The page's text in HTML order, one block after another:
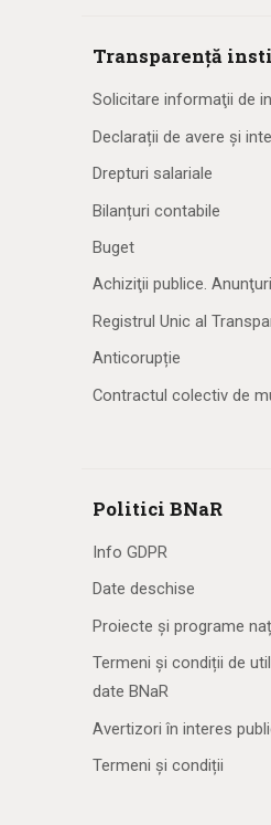
Transparență
Solicitare informaţii de
Declarații de avere și
Drepturi salariale
Bilanțuri contabile
Buget
Achiziţii publice.
Registrul Unic al
Anticorupție
Contractul colectiv de
Politici BNaR
Info GDPR
Date deschise
Proiecte și programe
Termeni și condiții de
date BNaR
Avertizori în interes
Termeni și condiții